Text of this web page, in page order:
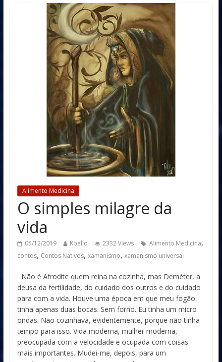
Alimento Medicina
O simples milagre da
vida
05/12/2019 Kbello 2332 Views Alimento Medicina,
contos, Contos Nativos, xamanismo, xamanismo universal
Não é Afrodite quem reina na cozinha, mas Deméter, a
deusa da fertilidade, do cuidado dos outros e do cuidado
para com a vida. Houve uma época em que meu fogão
tinha apenas duas bocas. Sem forno. Eu tinha um micro
ondas. Não cozinhava, evidentemente, porque não tinha
tempo para isso. Vida moderna, mulher moderna,
preocupada com a velocidade e ocupada com coisas
mais importantes. Mudei-me, depois, para um